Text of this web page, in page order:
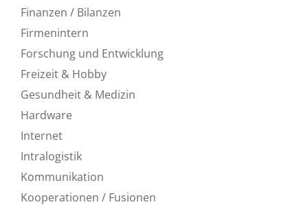
Finanzen / Bilanzen
Firmenintern
Forschung und Entwicklung
Freizeit & Hobby
Gesundheit & Medizin
Hardware
Internet
Intralogistik
Kommunikation
Kooperationen / Fusionen